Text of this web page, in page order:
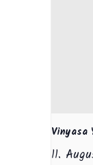
Vinyasa
11.